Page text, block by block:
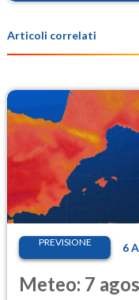
Articoli correlati
PREVISIONE 6
Meteo: 7